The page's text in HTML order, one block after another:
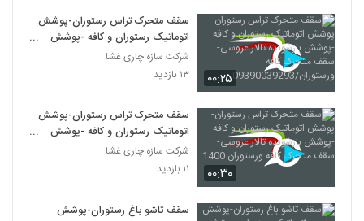
۰۰:۲۵
سقف متحرک تراس رستوران-پوشش
اتوماتیک رستوران و کافه -پوشش
بازشونده تالار عروسی-سقف متحرک
کافه ورستوران/09390039293
شرکت سازه چاری غشا
۱۳ بازدید
۰۰:۳۰
سقف متحرک تراس رستوران-پوشش
اتوماتیک رستوران و کافه -پوشش
بازشونده تالار عروسی-سقف متحرک
کافه ورستوران 1400
شرکت سازه چاری غشا
۱۱ بازدید
سقف تاشو باغ رستوران-پوشش